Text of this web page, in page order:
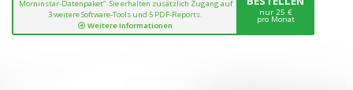
Morninstar-Datenpaket“. Sie erhalten zusätzlich Zugang auf
3 weitere Software-Tools und 5 PDF-Reports.
Weitere Informationen
nur 25 €
pro Monat